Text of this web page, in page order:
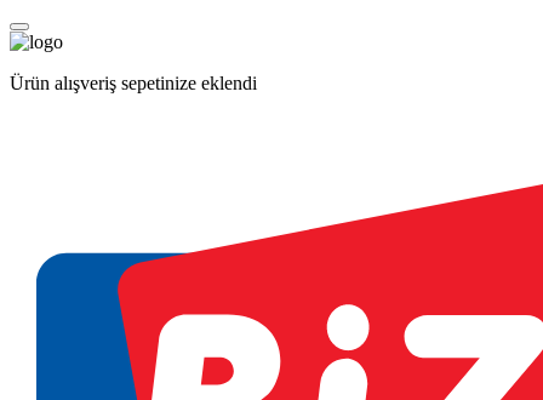
Ürün alışveriş sepetinize eklendi